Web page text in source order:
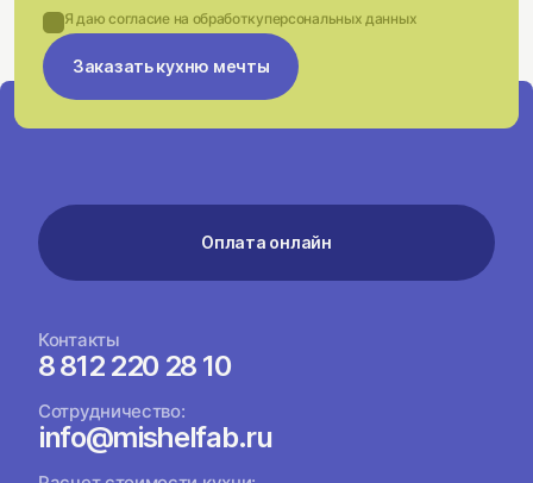
Я даю согласие на обработкуперсональных данных
Заказать кухню мечты
Оплата онлайн
Контакты
8 812 220 28 10
Сотрудничество:
info@mishelfab.ru